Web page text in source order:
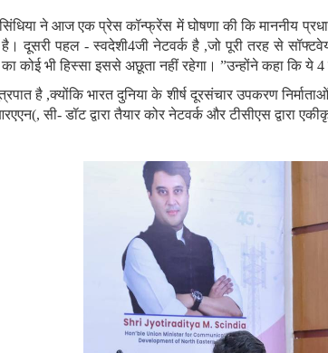
सिंधिया ने आज एक प्रेस कॉन्फ्रेंस में घोषणा की कि माननीय
है। दूसरी पहल - स्वदेशी4जी नेटवर्क है ,जो पूरी तरह से
कोई भी हिस्सा इससे अछूता नहीं रहेगा। ”उन्होंने कहा कि ये 4
है,क्योंकि भारत दुनिया के शीर्ष दूरसंचार उपकरण
),सी- डॉट द्वारा तैयार कोर नेटवर्क और टीसीएस द्वारा